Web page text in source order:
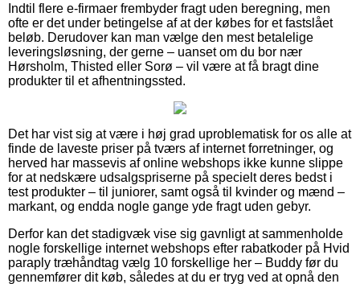
Indtil flere e-firmaer frembyder fragt uden beregning, men
ofte er det under betingelse af at der købes for et fastslået
beløb. Derudover kan man vælge den mest betalelige
leveringsløsning, der gerne – uanset om du bor nær
Hørsholm, Thisted eller Sorø – vil være at få bragt dine
produkter til et afhentningssted.
Det har vist sig at være i høj grad uproblematisk for os alle at
finde de laveste priser på tværs af internet forretninger, og
herved har massevis af online webshops ikke kunne slippe
for at nedskære udsalgspriserne på specielt deres bedst i
test produkter – til juniorer, samt også til kvinder og mænd –
markant, og endda nogle gange yde fragt uden gebyr.
Derfor kan det stadigvæk vise sig gavnligt at sammenholde
nogle forskellige internet webshops efter rabatkoder på Hvid
paraply træhåndtag vælg 10 forskellige her – Buddy før du
gennemfører dit køb, således at du er tryg ved at opnå den